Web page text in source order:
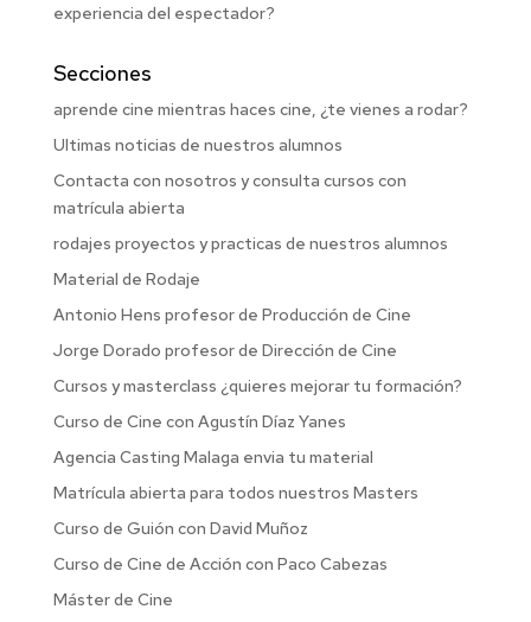
experiencia del espectador?
Secciones
aprende cine mientras haces cine, ¿te vienes a rodar?
Ultimas noticias de nuestros alumnos
Contacta con nosotros y consulta cursos con
matrícula abierta
rodajes proyectos y practicas de nuestros alumnos
Material de Rodaje
Antonio Hens profesor de Producción de Cine
Jorge Dorado profesor de Dirección de Cine
Cursos y masterclass ¿quieres mejorar tu formación?
Curso de Cine con Agustín Díaz Yanes
Agencia Casting Malaga envia tu material
Matrícula abierta para todos nuestros Masters
Curso de Guión con David Muñoz
Curso de Cine de Acción con Paco Cabezas
Máster de Cine